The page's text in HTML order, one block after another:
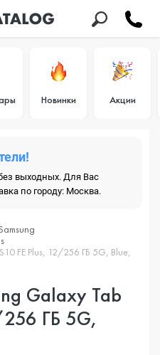
Новинки Акции
выходных. Для Вас
по городу: Москва.
FE Plus, 12/256 ГБ 5G, Blue,
Galaxy Tab
ГБ 5G,